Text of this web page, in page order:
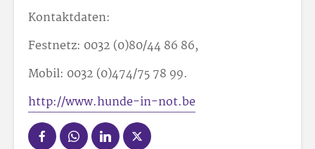
Kontaktdaten:
Festnetz: 0032 (0)80/44 86 86,
Mobil: 0032 (0)474/75 78 99.
http://www.hunde-in-not.be